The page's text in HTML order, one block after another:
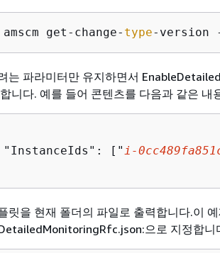
amscm get-change- type-version
는 파라미터만 유지하면서
니다. 예를 들어 콘텐츠를 다음과 같은 내
"InstanceIds": ["
i-
릿을 현재 폴더의 파일로 출력합니다.이
으로 지정합니